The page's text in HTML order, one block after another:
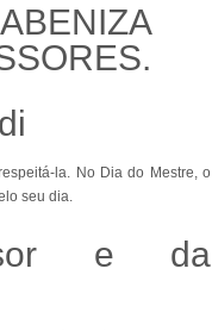
la. No Dia do Mestre, o
seu dia.
e da